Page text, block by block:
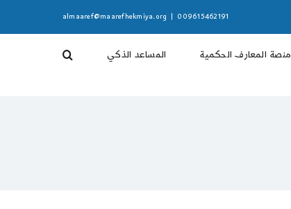
009615462191
almaaref@maarefhekmiya.org
منصة المعارف الحكمية المساعد الذكي